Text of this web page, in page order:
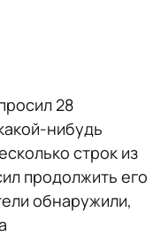
28
нибудь
строк из
продолжить его
обнаружили,